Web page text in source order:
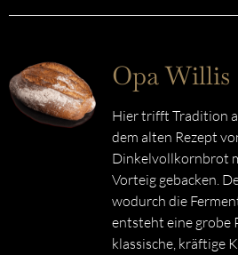
Opa
Hier trifft Tradition
dem alten Rezept
Dinkelvollkornbrot
Vorteig gebacken.
wodurch die
entsteht eine grobe
klassische, kräftige